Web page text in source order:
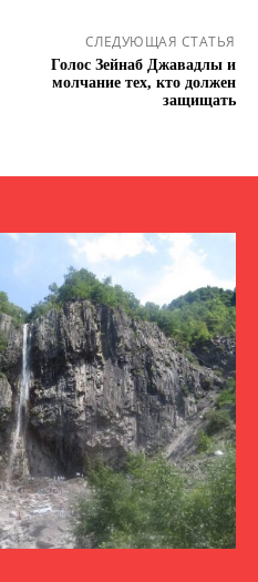
СЛЕДУЮЩАЯ СТАТЬЯ
Голос Зейнаб Джавадлы и
молчание тех, кто должен
защищать